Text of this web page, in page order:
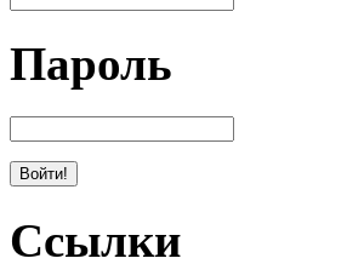
Пароль
Ссылки